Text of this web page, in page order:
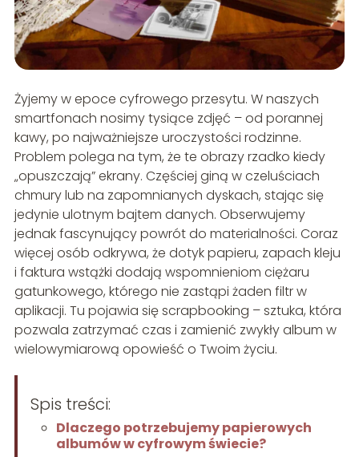
Żyjemy w epoce cyfrowego przesytu. W naszych
smartfonach nosimy tysiące zdjęć – od porannej
kawy, po najważniejsze uroczystości rodzinne.
Problem polega na tym, że te obrazy rzadko kiedy
„opuszczają” ekrany. Częściej giną w czeluściach
chmury lub na zapomnianych dyskach, stając się
jedynie ulotnym bajtem danych. Obserwujemy
jednak fascynujący powrót do materialności. Coraz
więcej osób odkrywa, że dotyk papieru, zapach kleju
i faktura wstążki dodają wspomnieniom ciężaru
gatunkowego, którego nie zastąpi żaden filtr w
aplikacji. Tu pojawia się scrapbooking – sztuka, która
pozwala zatrzymać czas i zamienić zwykły album w
wielowymiarową opowieść o Twoim życiu.
Spis treści:
Dlaczego potrzebujemy papierowych
albumów w cyfrowym świecie?